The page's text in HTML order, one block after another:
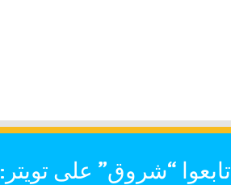
تابعوا “شروق” على تويتر: